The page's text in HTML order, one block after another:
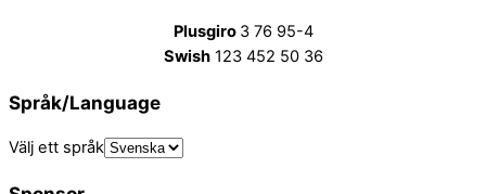
Plusgiro 3 76 95-4
Swish123 452 50 36
Språk/Language
Välj ett språk